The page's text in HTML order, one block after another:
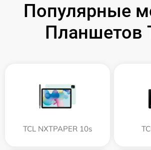
Популярные
Планшетов
TCL NXTPAPER 10s